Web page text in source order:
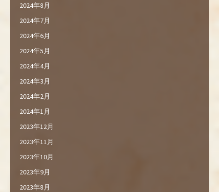
2024年8月
2024年7月
2024年6月
2024年5月
2024年4月
2024年3月
2024年2月
2024年1月
2023年12月
2023年11月
2023年10月
2023年9月
2023年8月